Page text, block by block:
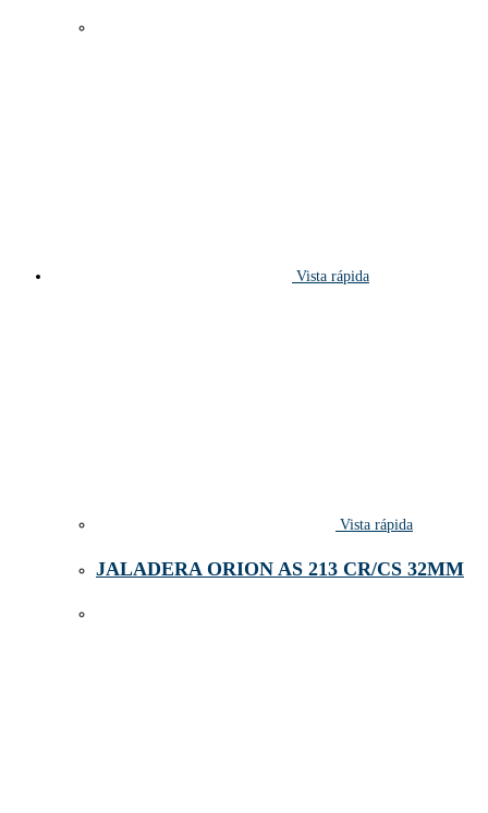
Vista rápida
Vista rápida
JALADERA ORION AS 213 CR/CS 32MM